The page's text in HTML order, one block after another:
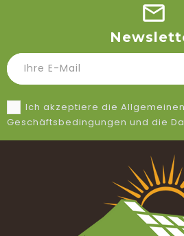
Ich akzeptiere die Allgemeinen
Geschäftsbedingungen und die